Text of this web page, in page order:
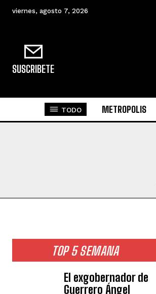
viernes, agosto 7, 2026
SUSCRIBETE
TODO METROPOLIS
TOP 5 SEMANA
El exgobernador de
Guerrero Ángel